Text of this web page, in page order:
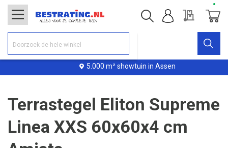
5.000 m² showtuin in Assen
Offerte
Terrastegel Eliton Supreme
Linea XXS 60x60x4 cm